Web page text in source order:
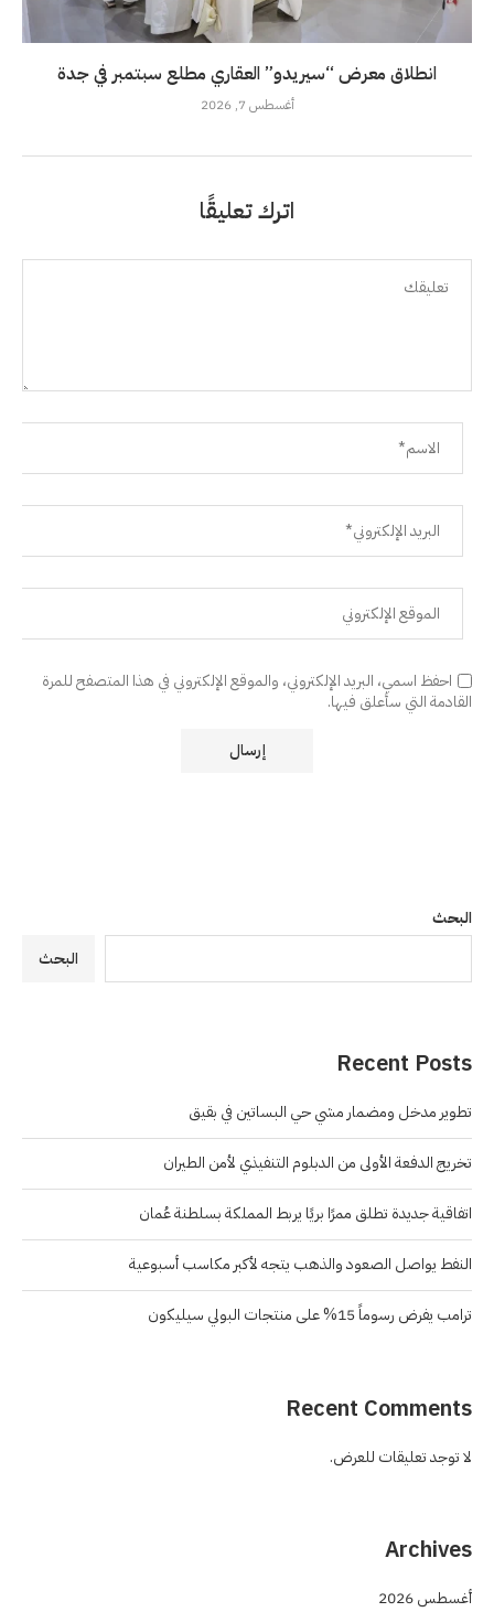
انطلاق معرض “سيريدو” العقاري مطلع سبتمبر في جدة
أغسطس 7, 2026
اترك تعليقًا
احفظ اسمي، البريد الإلكتروني، والموقع الإلكتروني في هذا المتصفح للمرة
القادمة التي سأعلق فيها.
البحث
البحث
Recent Posts
تطوير مدخل ومضمار مشي حي البساتين في بقيق
تخريج الدفعة الأولى من الدبلوم التنفيذي لأمن الطيران
اتفاقية جديدة تطلق ممرًا بريًا يربط المملكة بسلطنة عُمان
النفط يواصل الصعود والذهب يتجه لأكبر مكاسب أسبوعية
ترامب يفرض رسوماً 15% على منتجات البولي سيليكون
Recent Comments
لا توجد تعليقات للعرض.
Archives
أغسطس 2026